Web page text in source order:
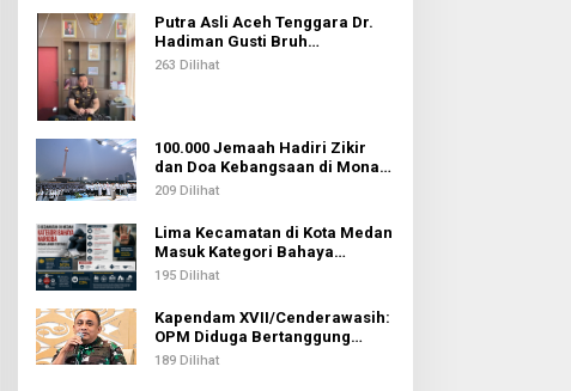
Putra Asli Aceh Tenggara Dr.
Hadiman Gusti Bruh
Diamanahkan sebagai Kajari
263 Dilihat
100.000 Jemaah Hadiri Zikir
dan Doa Kebangsaan di Monas,
Wujud Syukur atas
209 Dilihat
Lima Kecamatan di Kota Medan
Masuk Kategori Bahaya
Narkoba, Medan Johor
195 Dilihat
Kapendam XVII/Cenderawasih:
OPM Diduga Bertanggung
Jawab atas Penembakan Lima
189 Dilihat